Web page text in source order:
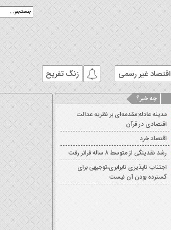
اقتصاد غیر رسمی زنگ تفریح
چه خبر؟
مدینه عادله:مقدمه‌ای بر نظریه عدالت
اقتصادی در قرآن
اقتصاد خرد
رشد نقدینگی از متوسط ۸ ساله فراتر رفت
اجتناب ناپذیری نابرابری،توجیهی برای
گسترده بودن آن نیست